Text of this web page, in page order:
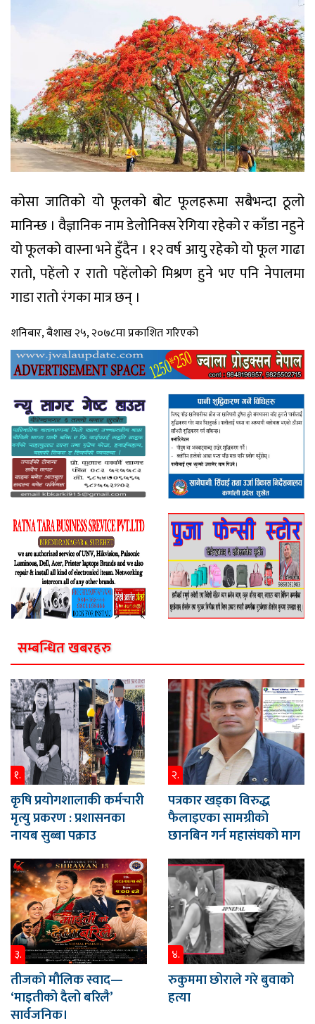
कोसा जातिको यो फूलको बोट फूलहरूमा सबैभन्दा ठूलो
मानिन्छ । वैज्ञानिक नाम डेलोनिक्स रेगिया रहेको र काँडा नहुने
यो फूलको वास्ना भने हुँदैन । १२ वर्ष आयु रहेको यो फूल गाढा
रातो, पहेंलो र रातो पहेंलोको मिश्रण हुने भए पनि नेपालमा
गाडा रातो रंगका मात्र छन् ।
शनिबार, बैशाख २५, २०७८मा प्रकाशित गरिएको
सम्बन्धित खबरहरु
१.
कृषि प्रयोगशालाकी कर्मचारी
मृत्यु प्रकरण : प्रशासनका
नायब सुब्बा पक्राउ
२.
पत्रकार खड्का विरुद्ध
फैलाइएका सामग्रीको
छानबिन गर्न महासंघको माग
३.
तीजको मौलिक स्वाद—
‘माइतीको दैलो बरिलै’
सार्वजनिक।
४.
रुकुममा छोराले गरे बुवाको
हत्या